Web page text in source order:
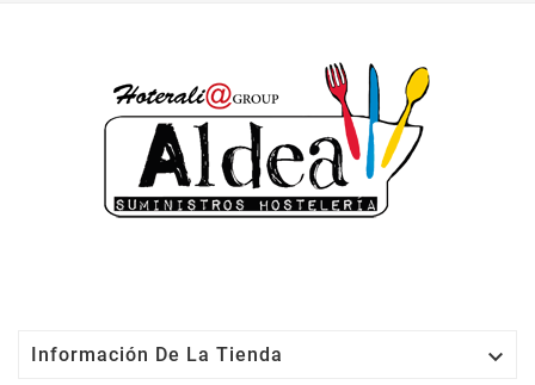
Información De La Tienda 